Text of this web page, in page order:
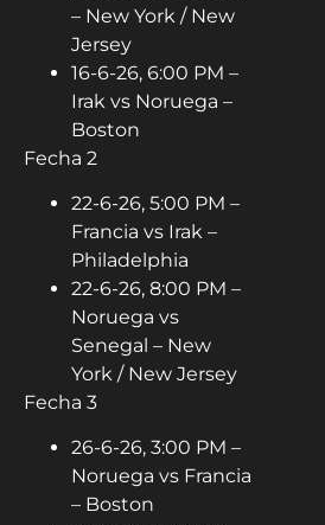
– New York / New
Jersey
16-6-26, 6:00 PM –
Irak vs Noruega –
Boston
Fecha 2
22-6-26, 5:00 PM –
Francia vs Irak –
Philadelphia
22-6-26, 8:00 PM –
Noruega vs
Senegal – New
York / New Jersey
Fecha 3
26-6-26, 3:00 PM –
Noruega vs Francia
– Boston